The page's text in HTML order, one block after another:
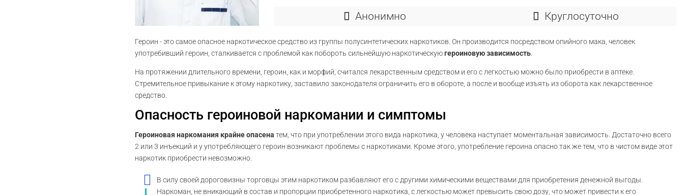
Анонимно Круглосуточно
Героин - это самое опасное наркотическое средство из группы полусинтетических наркотиков. Он производится посредством опийного мака, человек
употребивший героин, сталкивается с проблемой как побороть сильнейшую наркотическуюгероиновую зависимость
На протяжении длительного времени, героин, как и морфий, считался лекарственным средством и его с легкостью можно было приобрести в аптеке.
Стремительное привыкание к этому наркотику, заставило законодателя ограничить его в обороте, а после и вообще изъять из оборота как лекарственное
средство.
Опасность героиновой наркомании и симптомы
Героиновая наркомания крайне опасена тем, что при употреблении этого вида наркотика, у человека наступает моментальная зависимость. Достаточно всего
2 или 3 инъекций и у употребляющего героин возникают проблемы с наркотиками. Кроме этого, употребление героина опасно так же тем, что в чистом виде этот
наркотик приобрести невозможно.
В силу своей дороговизны торговцы этим наркотиком разбавляют его с другими химическими веществами для приобретения денежной выгоды.
Наркоман, не вникающий в состав и пропорции приобретенного наркотика, с легкостью может превысить свою дозу, что может привести к его